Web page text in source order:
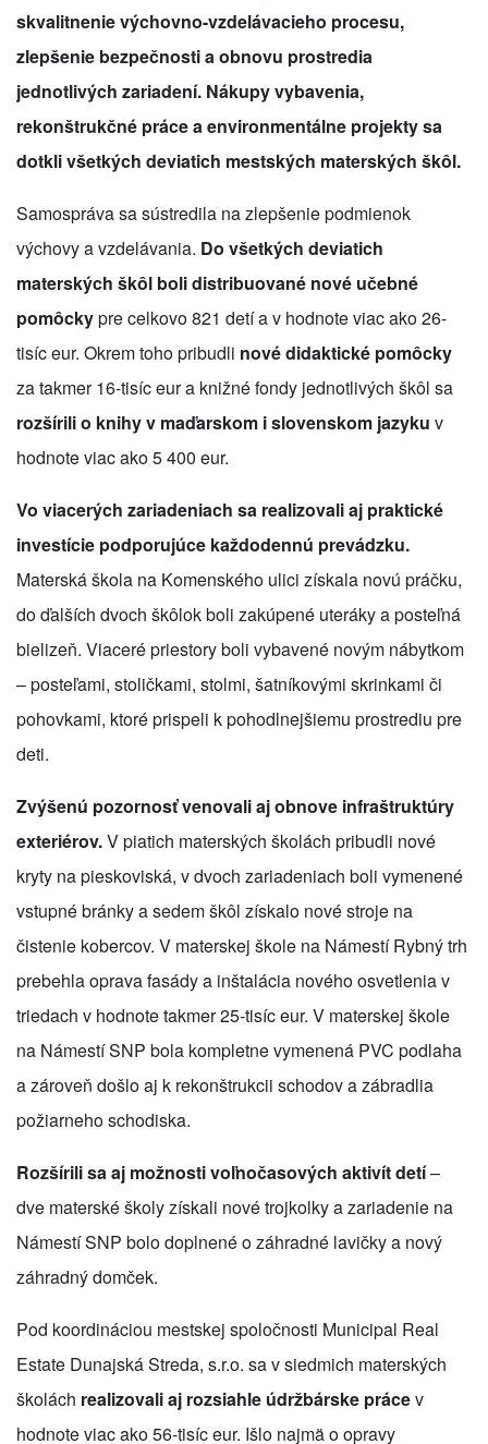
skvalitnenie výchovno-vzdelávacieho procesu,
zlepšenie bezpečnosti a obnovu prostredia
jednotlivých zariadení. Nákupy vybavenia,
rekonštrukčné práce a environmentálne projekty sa
dotkli všetkých deviatich mestských materských škôl.
Samospráva sa sústredila na zlepšenie podmienok
výchovy a vzdelávania. Do všetkých deviatich
materských škôl boli distribuované nové učebné
pomôckypre celkovo 821 detí a v hodnote viac ako 26-
tisíc eur. Okrem toho pribudli nové didaktické pomôcky
za takmer 16-tisíc eur a knižné fondy jednotlivých škôl sa
rozšírili o knihy v maďarskom i slovenskom jazyku v
hodnote viac ako 5 400 eur.
Vo viacerých zariadeniach sa realizovali aj praktické
investície podporujúce každodennú prevádzku.
Materská škola na Komenského ulici získala novú práčku,
do ďalších dvoch škôlok boli zakúpené uteráky a posteľná
bielizeň. Viaceré priestory boli vybavené novým nábytkom
– posteľami, stoličkami, stolmi, šatníkovými skrinkami či
pohovkami, ktoré prispeli k pohodlnejšiemu prostrediu pre
deti.
Zvýšenú pozornosť venovali aj obnove infraštruktúry
exteriérov.V piatich materských školách pribudli nové
kryty na pieskoviská, v dvoch zariadeniach boli vymenené
vstupné bránky a sedem škôl získalo nové stroje na
čistenie kobercov. V materskej škole na Námestí Rybný trh
prebehla oprava fasády a inštalácia nového osvetlenia v
triedach v hodnote takmer 25-tisíc eur. V materskej škole
na Námestí SNP bola kompletne vymenená PVC podlaha
a zároveň došlo aj k rekonštrukcii schodov a zábradlia
požiarneho schodiska.
Rozšírili sa aj možnosti voľnočasových aktivít detí–
dve materské školy získali nové trojkolky a zariadenie na
Námestí SNP bolo doplnené o záhradné lavičky a nový
záhradný domček.
Pod koordináciou mestskej spoločnosti Municipal Real
Estate Dunajská Streda, s.r.o. sa v siedmich materských
školách realizovali aj rozsiahle údržbárske prácev
hodnote viac ako 56-tisíc eur. Išlo najmä o opravy